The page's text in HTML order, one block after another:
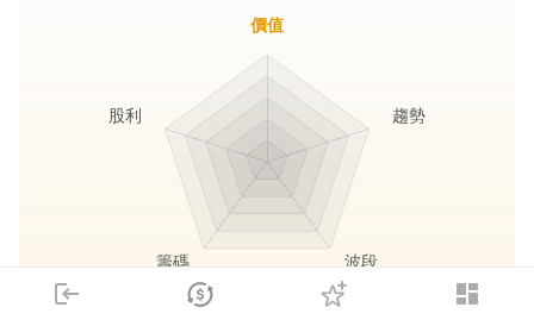
login dashboard
市場 登入
價值
趨勢
波段
籌碼
股利